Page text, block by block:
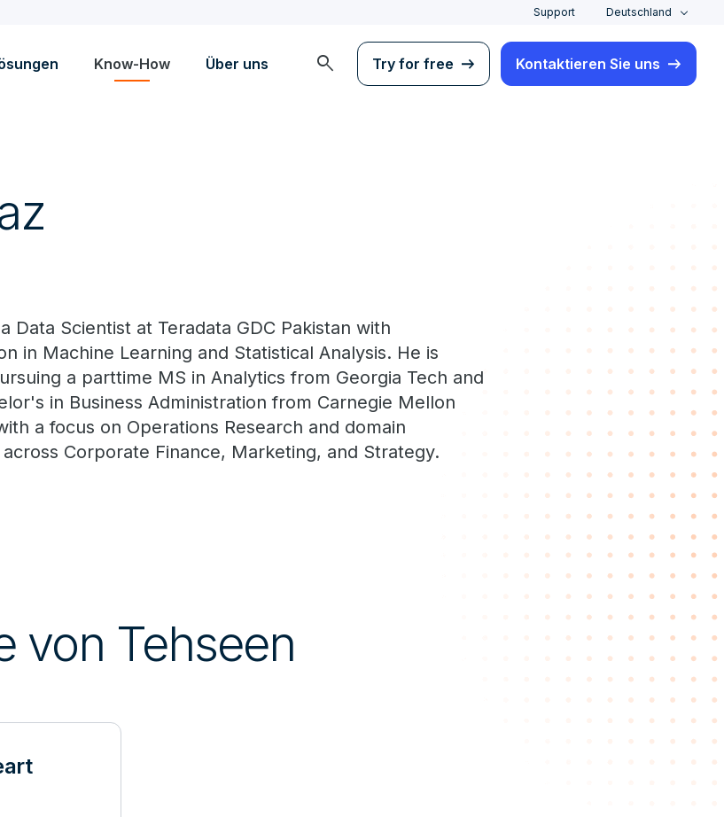
Support Deutschland
Know-How Über uns search Try for free Kontaktieren Sie uns
Data Scientist at Teradata GDC Pakistan with
in Machine Learning and Statistical Analysis. He is
a parttime MS in Analytics from Georgia Tech and
in Business Administration from Carnegie Mellon
a focus on Operations Research and domain
Corporate Finance, Marketing, and Strategy.
von Tehseen